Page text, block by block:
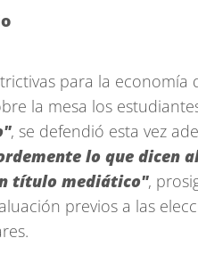
para la
la mesa los
, se defendió esta vez
lo que dicen
título mediático",
previos a las